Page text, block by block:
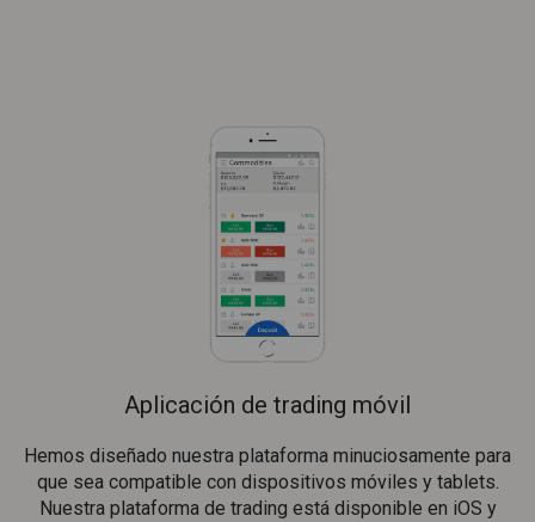
Aplicación de trading móvil
Hemos diseñado nuestra plataforma minuciosamente para
que sea compatible con dispositivos móviles y tablets.
Nuestra plataforma de trading está disponible en iOS y